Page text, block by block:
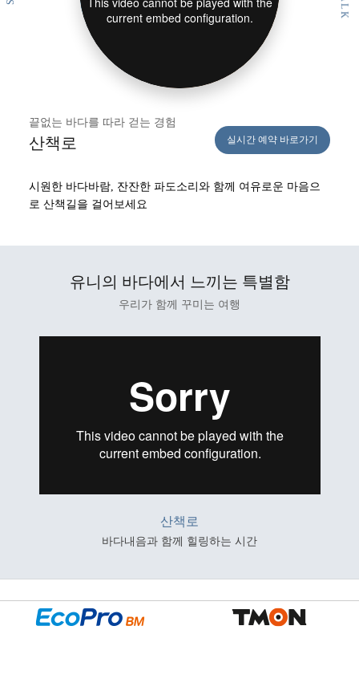
끝없는 바다를 따라 걷는 경험
산책로 실시간 예약 바로가기
시원한 바다바람, 잔잔한 파도소리와 함께 여유로운 마음으
로 산책길을 걸어보세요
유니의 바다에서 느끼는 특별함
우리가 함께 꾸미는 여행
산책로
바다내음과 함께 힐링하는 시간